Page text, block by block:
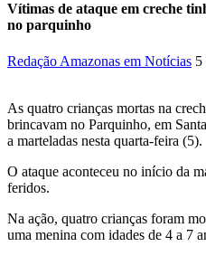
Vítimas de ataque em creche
no parquinho
Redação Amazonas em Notícias 5
As quatro crianças mortas na
brincavam no Parquinho, em
a marteladas nesta quarta-feira (5).
O ataque aconteceu no início da
feridos.
Na ação, quatro crianças foram
uma menina com idades de 4 a 7